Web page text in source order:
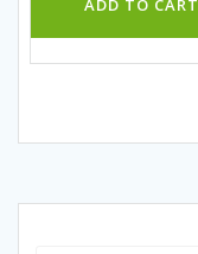
ADD TO CART